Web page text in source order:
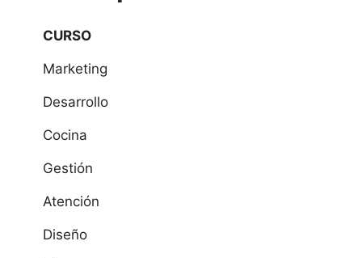
CURSO
Marketing
Desarrollo
Cocina
Gestión
Atención
Diseño